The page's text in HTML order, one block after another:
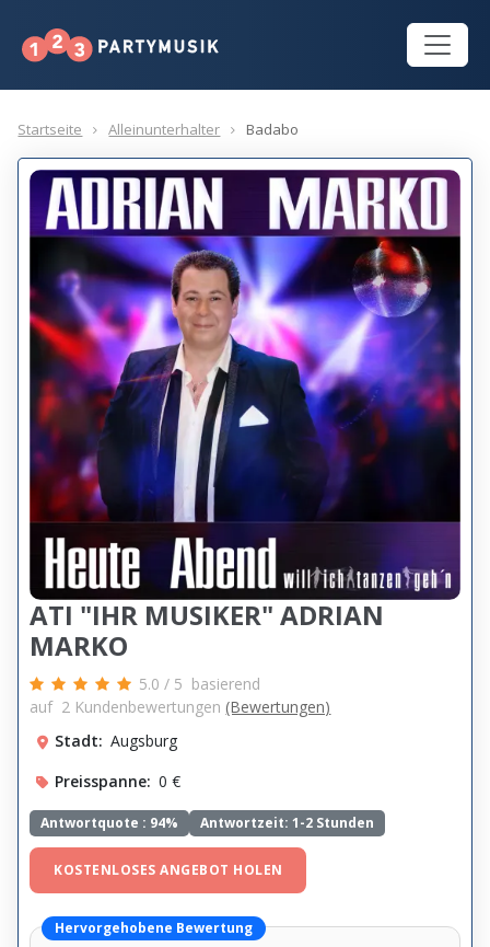
Startseite Alleinunterhalter Badabo
ATI "IHR MUSIKER" ADRIAN
MARKO
5.0 / 5 basierend
auf 2 Kundenbewertungen (Bewertungen)
Stadt: Augsburg
Preisspanne: 0 €
Antwortquote : 94% Antwortzeit: 1-2 Stunden
KOSTENLOSES ANGEBOT HOLEN
Hervorgehobene Bewertung